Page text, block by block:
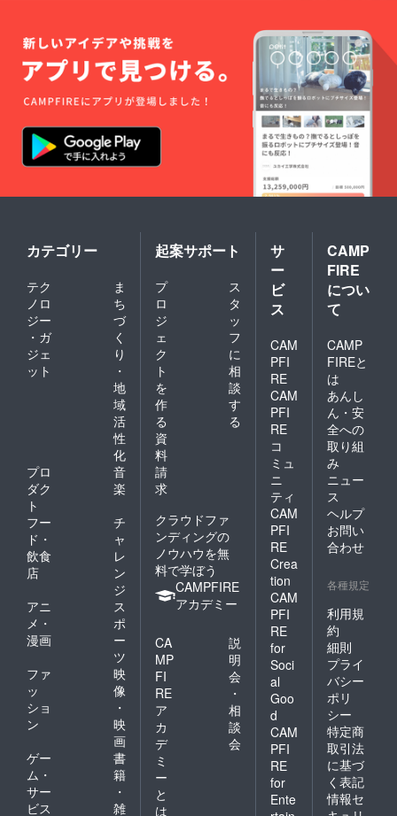
カテゴリー
テク
ノロ
ジー
・ガ
ジェ
ット
ま
ち
づ
く
り
・
地
域
活
性
化
プロ
ダク
ト
音
楽
フー
ド・
飲食
店
チ
ャ
レ
ン
ジ
アニ
メ・
漫画
ス
ポ
ー
ツ
ファ
ッ
ショ
ン
映
像
・
映
画
ゲー
ム・
サー
ビス
書
籍
・
雑
起案サポート
プ
ロ
ジ
ェ
ク
ト
を
作
る
ス
タ
ッ
フ
に
相
談
す
る
資
料
請
求
クラウドファ
ンディングの
ノウハウを無
料で学ぼう
CAMPFIRE
アカデミー
CA
MP
FI
RE
ア
カ
デ
ミ
ー
と
は
説
明
会
・
相
談
会
サ
ー
ビ
ス
CAM
PFI
RE
CAM
PFI
RE
コ
ミュ
ニ
ティ
CAM
PFI
RE
Crea
tion
CAM
PFI
RE
for
Soci
al
Goo
d
CAM
PFI
RE
for
Ente
CAMP
FIRE
につい
て
CAMP
FIREと
は
あんし
ん・安
全への
取り組
み
ニュー
ス
ヘルプ
お問い
合わせ
各種規定
利用規
約
細則
プライ
バシー
ポリ
シー
特定商
取引法
に基づ
く表記
情報セ